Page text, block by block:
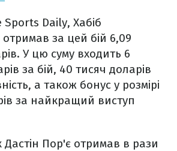
Daily, Хабіб
за цей бій 6,09
У цю суму входить 6
за бій, 40 тисяч доларів
а також бонус у розмірі
за найкращий виступ
Дастін Пор'є отримав в рази